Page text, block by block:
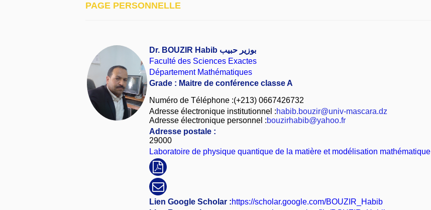
PAGE PERSONNELLE
Dr. BOUZIR Habib بوزير حبيب
Faculté des Sciences Exactes
Département Mathématiques
Grade : Maitre de conférence classe A
Numéro de Téléphone :(+213) 0667426732
Adresse électronique institutionnel :habib.bouzir@univ-mascara.dz
Adresse électronique personnel :bouzirhabib@yahoo.fr
Adresse postale :
29000
Laboratoire de physique quantique de la matière et modélisation mathématique
Lien Google Scholar :https://scholar.google.com/BOUZIR_Habib